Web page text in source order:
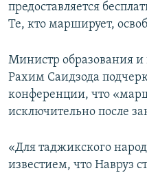
предоставляется
Те, кто марширует,
Министр образования
Рахим Саидзода
конференции, что
исключительно после
«Для таджикского
известием, что Навруз